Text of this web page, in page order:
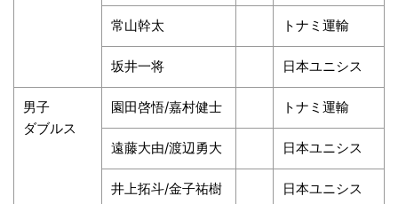
常山幹太 トナミ運輸
坂井一将 日本ユニシス
男子
ダブルス
園田啓悟/嘉村健士 トナミ運輸
遠藤大由/渡辺勇大 日本ユニシス
井上拓斗/金子祐樹 日本ユニシス